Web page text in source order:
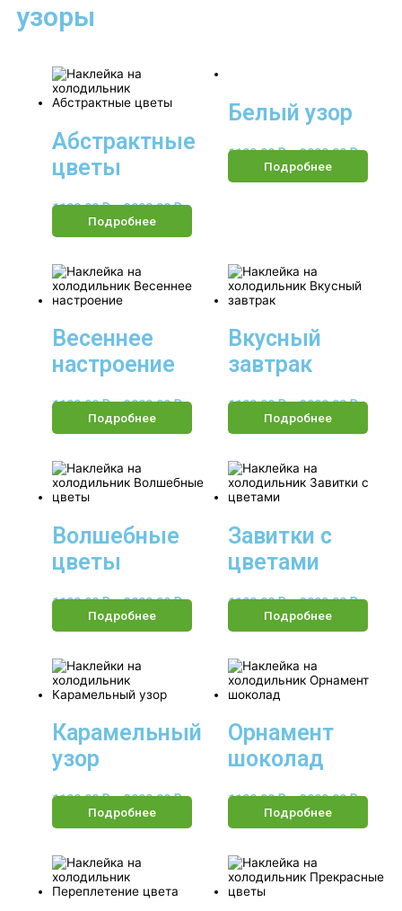
узоры
Абстрактные
цветы
1190.00₽–3990.00₽
Подробнее
Белый узор
1190.00₽–3990.00₽
Подробнее
Весеннее
настроение
1190.00₽–3990.00₽
Подробнее
Вкусный
завтрак
1190.00₽–3990.00₽
Подробнее
Волшебные
цветы
1190.00₽–3990.00₽
Подробнее
Завитки с
цветами
1190.00₽–3990.00₽
Подробнее
Карамельный
узор
1190.00₽–3990.00₽
Подробнее
Орнамент
шоколад
1190.00₽–3990.00₽
Подробнее